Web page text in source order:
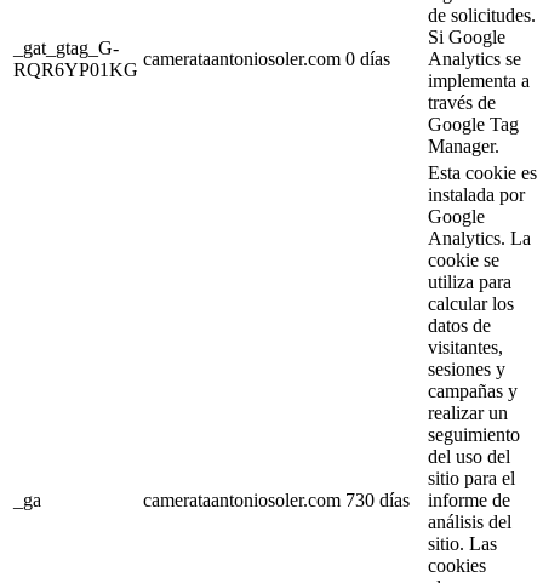
_gat_gtag_G-
RQR6YP01KG
camerataantoniosoler.com 0 días
de solicitudes.
Si Google
Analytics se
implementa a
través de
Google Tag
Manager.
_ga camerataantoniosoler.com 730 días
Esta cookie es
instalada por
Google
Analytics. La
cookie se
utiliza para
calcular los
datos de
visitantes,
sesiones y
campañas y
realizar un
seguimiento
del uso del
sitio para el
informe de
análisis del
sitio. Las
cookies